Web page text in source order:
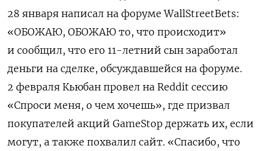
28 января написал на форумеWallStreetBets:
«ОБОЖАЮ, ОБОЖАЮ то, что происходит»
и сообщил, что его 11-летний сын заработал
деньги на сделке, обсуждавшейся на форуме.
2 февраля Кьюбан провел на Reddit сессию
«Спроси меня, о чем хочешь», где призвал
покупателей акций GameStop держать их, если
могут, а также похвалил сайт. «Спасибо, что